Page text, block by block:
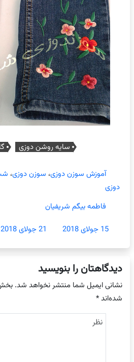
سایه روشن دوزی
آموزش سوزن دوزی، سوزن دوزی،
دوزی
فاطمه بیگم شریفیان
15 جولای 2018
21 جولای 2018
دیدگاهتان را بنویسید
نشانی ایمیل شما منتشر نخواهد شد.
شده‌اند*